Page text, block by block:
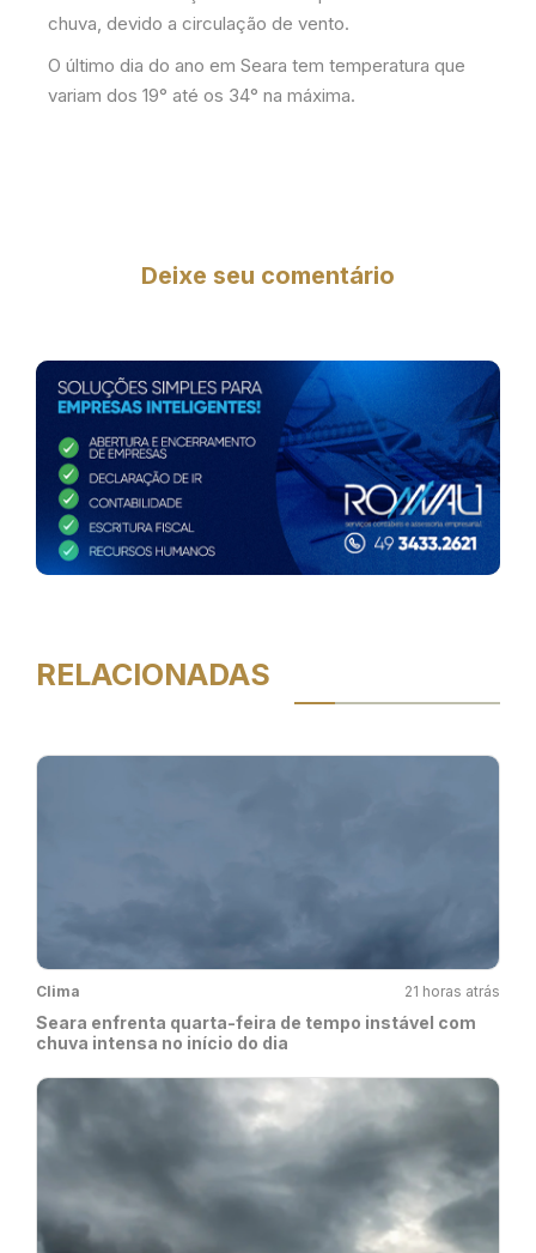
chuva, devido a circulação de vento.
O último dia do ano em Seara tem temperatura que
variam dos 19° até os 34° na máxima.
Deixe seu comentário
RELACIONADAS
Clima 21 horas atrás
Seara enfrenta quarta-feira de tempo instável com
chuva intensa no início do dia